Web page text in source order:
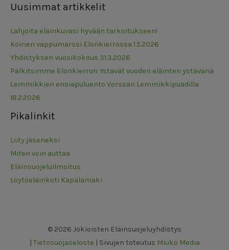
Uusimmat artikkelit
Lahjoita eläinkuvasi hyvään tarkoitukseen!
Koirien vappumarssi Elonkierrossa 1.5.2026
Yhdistyksen vuosikokous 31.3.2026
Palkitsimme Elonkierron Ystävät vuoden eläinten ystävänä
Lemmikkien ensiapuluento Vorssan Lemmikkipuadilla
18.2.2026
Pikalinkit
Liity jäseneksi
Miten voin auttaa
Eläinsuojeluilmoitus
Löytöeläinkoti Käpälämäki
© 2026 Jokioisten Eläinsuojeluyhdistys
| Tietosuojaseloste | Sivujen toteutus Miuko Media